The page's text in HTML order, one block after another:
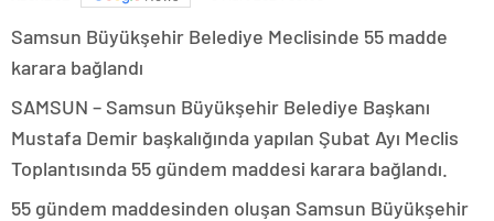
Samsun Büyükşehir Belediye Meclisinde 55 madde
karara bağlandı
SAMSUN – Samsun Büyükşehir Belediye Başkanı
Mustafa Demir başkalığında yapılan Şubat Ayı Meclis
Toplantısında 55 gündem maddesi karara bağlandı.
55 gündem maddesinden oluşan Samsun Büyükşehir